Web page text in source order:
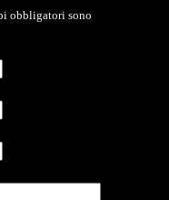
obbligatori sono